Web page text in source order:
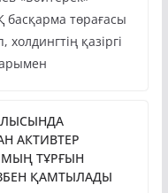
«Бәйтерек»
басқарма төрағасы
қазіргі
АКТИВТЕР
МЫҢ ТҰРҒЫН
ҚАМТЫЛАДЫ